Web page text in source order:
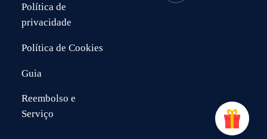
Política de
privacidade
Política de Cookies
Guia
Reembolso e
Serviço